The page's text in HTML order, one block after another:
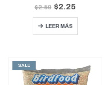
out of 5
$2.50 $2.25
LEER MÁS
SALE